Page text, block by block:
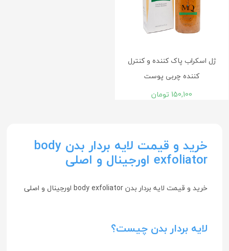
ژل اسکراب پاک کننده و کنترل
کننده چربی پوست
150,100 تومان
خرید و قیمت لایه بردار بدن body
exfoliator اورجینال و اصلی
خرید و قیمت لایه بردار بدن body exfoliator اورجینال و اصلی
لایه بردار بدن چیست؟